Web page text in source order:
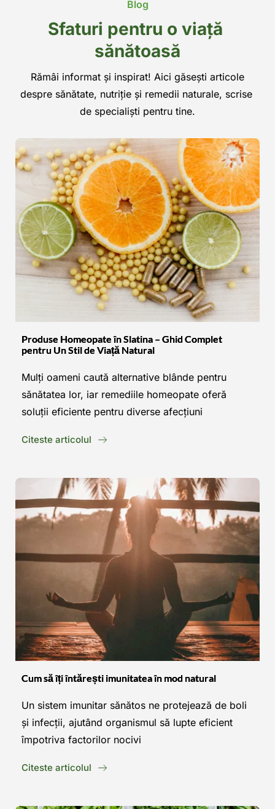
Blog
Sfaturi pentru o viață
sănătoasă
despre sănătate, nutriție și remedii naturale, scrise
de specialiști pentru tine.
Produse Homeopate în Slatina – Ghid Complet
pentru Un Stil de Viață Natural
Mulți oameni caută alternative blânde pentru
sănătatea lor, iar remediile homeopate oferă
soluții eficiente pentru diverse afecțiuni
Citeste articolul
Cum să îți întărești imunitatea în mod natural
Un sistem imunitar sănătos ne protejează de boli
și infecții, ajutând organismul să lupte eficient
împotriva factorilor nocivi
Citeste articolul